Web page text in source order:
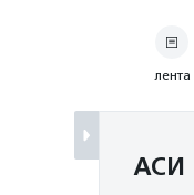
лента
АСИ